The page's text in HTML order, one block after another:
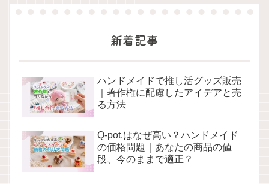
新着記事
ハンドメイドで推し活グッズ販売
｜著作権に配慮したアイデアと売
る方法
Q-pot.はなぜ高い？ハンドメイド
の価格問題｜あなたの商品の値
段、今のままで適正？